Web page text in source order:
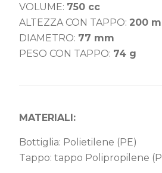
VOLUME: 750 cc
ALTEZZA CON TAPPO: 200
DIAMETRO: 77 mm
PESO CON TAPPO: 74 g
MATERIALI:
Bottiglia: Polietilene (PE)
Tappo: tappo Polipropilene